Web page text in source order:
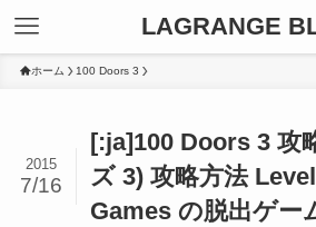
LAGRANGE
ホーム 100 Doors 3
[:ja]100 Doors 3 攻
ズ 3) 攻略方法
Games の脱出ゲー
2015
7/16